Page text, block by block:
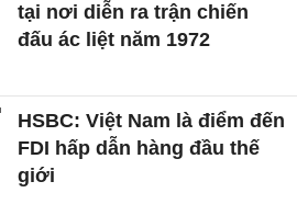
tại nơi diễn ra trận chiến
đấu ác liệt năm 1972
HSBC: Việt Nam là điểm đến
FDI hấp dẫn hàng đầu thế
giới